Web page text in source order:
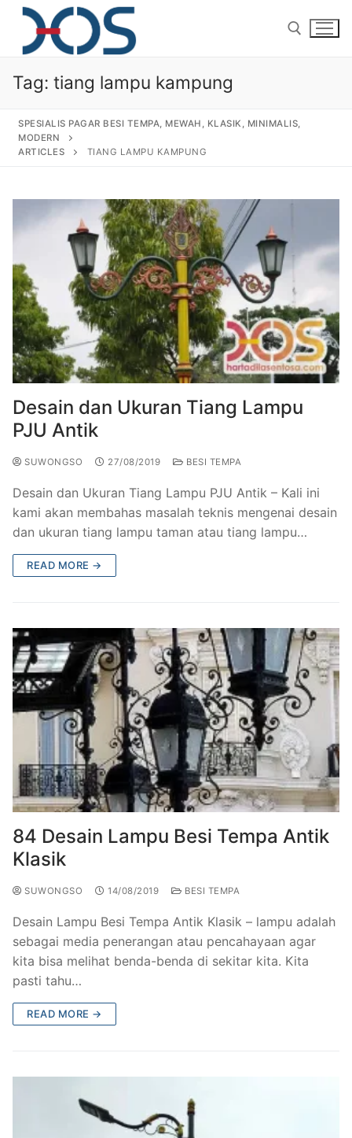
Products
Pagar Besi Tempa Klasik
Railing Tangga Besi Tempa
Railing Balkon Besi Tempa Klasik
Kursi Taman Besi Tempa
Ornamen Besi Tempa Murah Jakarta
Ranjang Besi Tempa Klasik
Tiang Lampu PJU Antik
Pengecoran Logam Jakarta
Alat Fitness Outdoor Murah
Gallery
Gallery Gambar Pagar Besi Tempa Mewah
Gallery Kursi Taman & Kursi Teras Besi Tempa
Gallery Railing Tangga Besi Tempa Klasik Mewah
Gallery Ranjang Besi Tempa Antik Mewah
Articles
Projects
Contact Us
Tag: tiang lampu kampung
SPESIALIS PAGAR BESI TEMPA, MEWAH, KLASIK, MINIMALIS,
MODERN
ARTICLES
TIANG LAMPU KAMPUNG
Desain dan Ukuran Tiang Lampu
PJU Antik
SUWONGSO 27/08/2019 BESI TEMPA
Desain dan Ukuran Tiang Lampu PJU Antik – Kali ini
kami akan membahas masalah teknis mengenai desain
dan ukuran tiang lampu taman atau tiang lampu…
READ MORE →
84 Desain Lampu Besi Tempa Antik
Klasik
SUWONGSO 14/08/2019 BESI TEMPA
Desain Lampu Besi Tempa Antik Klasik – lampu adalah
sebagai media penerangan atau pencahayaan agar
kita bisa melihat benda-benda di sekitar kita. Kita
pasti tahu…
READ MORE →